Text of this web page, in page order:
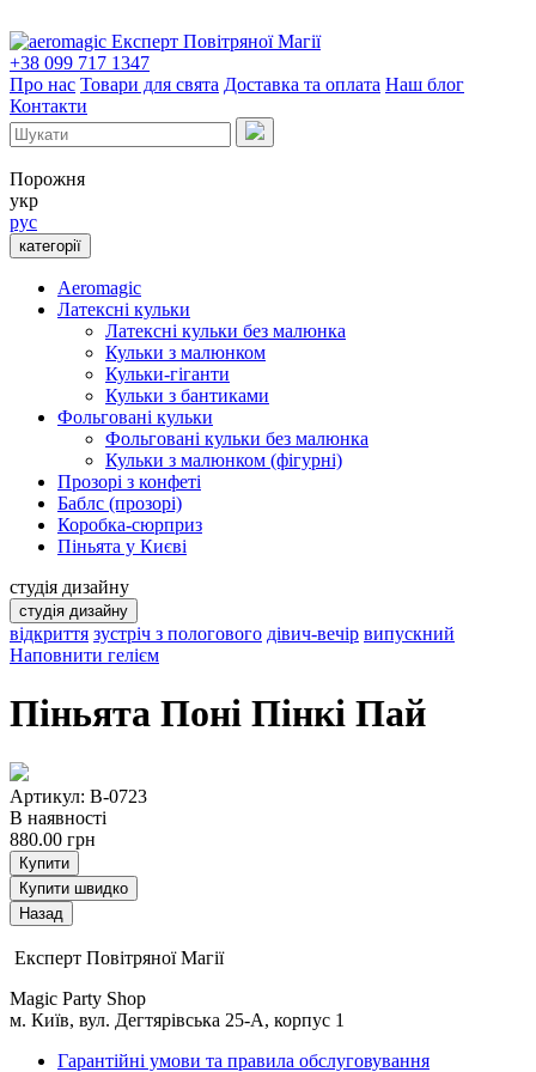
Експерт Повітряної Магії
+38 099 717 1347
Про нас Товари для свята Доставка та оплата Наш блог
Контакти
Порожня
укр
рус
категорії
Aeromagic
Латексні кульки
Латексні кульки без малюнка
Кульки з малюнком
Кульки-гіганти
Кульки з бантиками
Фольговані кульки
Фольговані кульки без малюнка
Кульки з малюнком (фігурні)
Прозорі з конфеті
Баблс (прозорі)
Коробка-сюрприз
Піньята у Києві
студія дизайну
студія дизайну
відкриття зустріч з пологового дівич-вечір випускний
Наповнити гелієм
Піньята Поні Пінкі Пай
Артикул: B-0723
В наявності
880.00 грн
Купити
Купити швидко
Експерт Повітряної Магії
Magic Party Shop
м. Київ, вул. Дегтярівська 25-А, корпус 1
Гарантійні умови та правила обслуговування